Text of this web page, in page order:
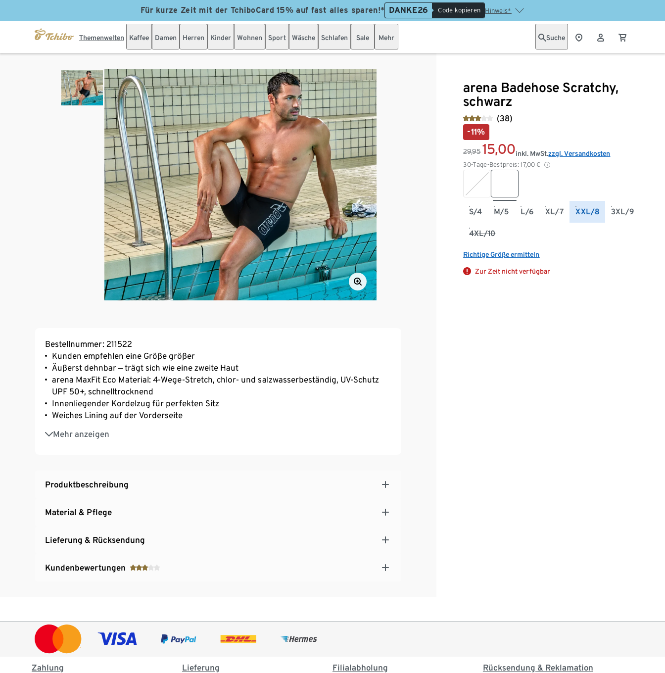
Für kurze Zeit mit der TchiboCard 15% auf fast alles sparen!* DANKE26 Code kopieren Hinweis*
Themenwelten Kaffee Damen Herren Kinder Wohnen Sport Wäsche Schlafen Sale Mehr Suche
arena Badehose Scratchy,
schwarz
(38)
-11%
29,95 15,00
30-Tage-Bestpreis: 17,00 €
inkl. MwSt.zzgl. Versandkosten
S/4 M/5 L/6 XL/7 XXL/8 3XL/9
4XL/10
Richtige Größe ermitteln
Zur Zeit nicht verfügbar
Bestellnummer: 211522
Kunden empfehlen eine Größe größer
Äußerst dehnbar ‒ trägt sich wie eine zweite Haut
arena MaxFit Eco Material: 4-Wege-Stretch, chlor- und salzwasserbeständig, UV-Schutz
UPF 50+, schnelltrocknend
Innenliegender Kordelzug für perfekten Sitz
Weiches Lining auf der Vorderseite
Mehr anzeigen
Mit recyceltem Polyamid
Das Hauptmaterial dieses Produkts hat die OEKO-TEX® STANDARD 100 Zertifizierung
Produktbeschreibung
Material & Pflege
Lieferung & Rücksendung
Kundenbewertungen
Zahlung Lieferung Filialabholung Rücksendung & Reklamation